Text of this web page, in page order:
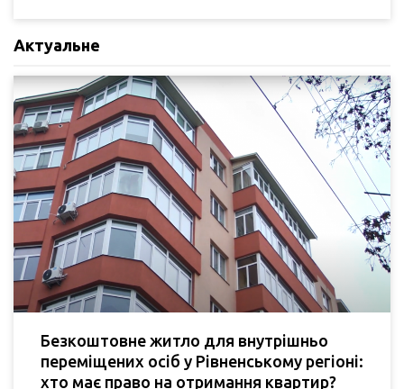
Актуальне
Безкоштовне житло для внутрішньо
переміщених осіб у Рівненському регіоні:
хто має право на отримання квартир?